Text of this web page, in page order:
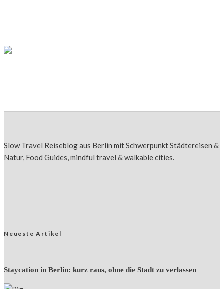
Slow Travel Reiseblog aus Berlin mit Schwerpunkt Städtereisen &
Natur, Food Guides, mindful travel & walkable cities.
Neueste Artikel
Staycation in Berlin: kurz raus, ohne die Stadt zu verlassen